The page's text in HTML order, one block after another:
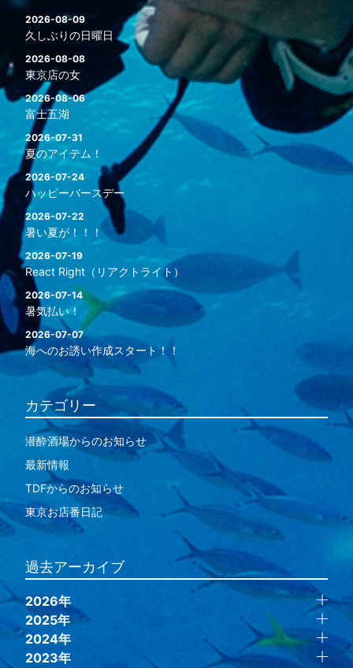
2026-08-09
久しぶりの日曜日
2026-08-08
東京店の女
2026-08-06
富士五湖
2026-07-31
夏のアイテム！
2026-07-24
ハッピーバースデー
2026-07-22
暑い夏が！！！
2026-07-19
React Right（リアクトライト）
2026-07-14
暑気払い！
2026-07-07
海へのお誘い作成スタート！！
カテゴリー
潜酔酒場からのお知らせ
最新情報
TDFからのお知らせ
東京お店番日記
過去アーカイブ
2026年
2025年
2024年
2023年